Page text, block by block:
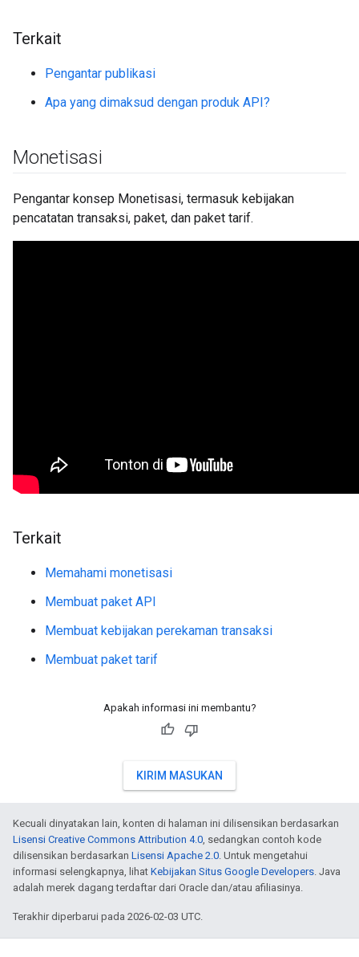
Terkait
Pengantar publikasi
Apa yang dimaksud dengan produk API?
Monetisasi
Pengantar konsep Monetisasi, termasuk kebijakan
pencatatan transaksi, paket, dan paket tarif.
Terkait
Memahami monetisasi
Membuat paket API
Membuat kebijakan perekaman transaksi
Membuat paket tarif
Apakah informasi ini membantu?
KIRIM MASUKAN
Kecuali dinyatakan lain, konten di halaman ini dilisensikan berdasarkan
Lisensi Creative Commons Attribution 4.0, sedangkan contoh kode
dilisensikan berdasarkan Lisensi Apache 2.0. Untuk mengetahui
informasi selengkapnya, lihat Kebijakan Situs Google Developers. Java
adalah merek dagang terdaftar dari Oracle dan/atau afiliasinya.
Terakhir diperbarui pada 2026-02-03 UTC.